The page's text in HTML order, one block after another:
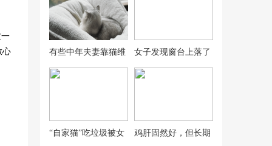
心
有些中年夫妻靠猫维
系友谊
女子发现窗台上落了
只鸽子，鸽子主人说
“自家猫”吃垃圾被女
鸡肝固然好，但长期